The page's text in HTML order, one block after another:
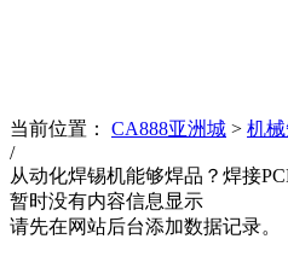
当前位置： CA888亚洲城 > 机
/
从动化焊锡机能够焊品？焊接
暂时没有内容信息显示
请先在网站后台添加数据记录。